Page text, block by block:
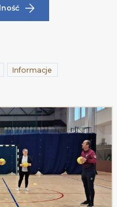
Informacje